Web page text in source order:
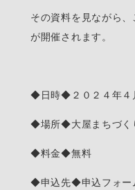
その資料を見ながら
が開催されます。
◆日時◆２０２４年４
◆場所◆大屋まちづく
◆料金◆無料
◆申込先◆申込フォ